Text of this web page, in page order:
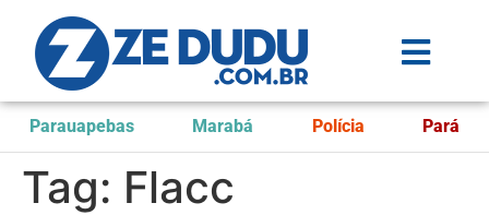
Parauapebas Marabá Polícia Pará
Tag: Flacc